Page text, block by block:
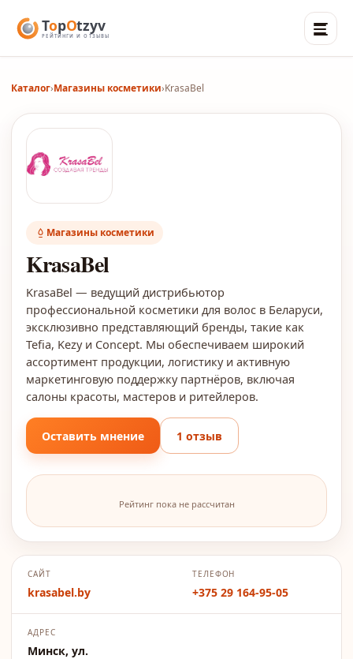
Каталог›Магазины косметики›KrasaBel
Магазины косметики
KrasaBel
KrasaBel — ведущий дистрибьютор
профессиональной косметики для волос в Беларуси,
эксклюзивно представляющий бренды, такие как
Tefia, Kezy и Concept. Мы обеспечиваем широкий
ассортимент продукции, логистику и активную
маркетинговую поддержку партнёров, включая
салоны красоты, мастеров и ритейлеров.
Оставить мнение 1 отзыв
Рейтинг пока не рассчитан
САЙТ
krasabel.by
ТЕЛЕФОН
+375 29 164-95-05
АДРЕС
Минск, ул.